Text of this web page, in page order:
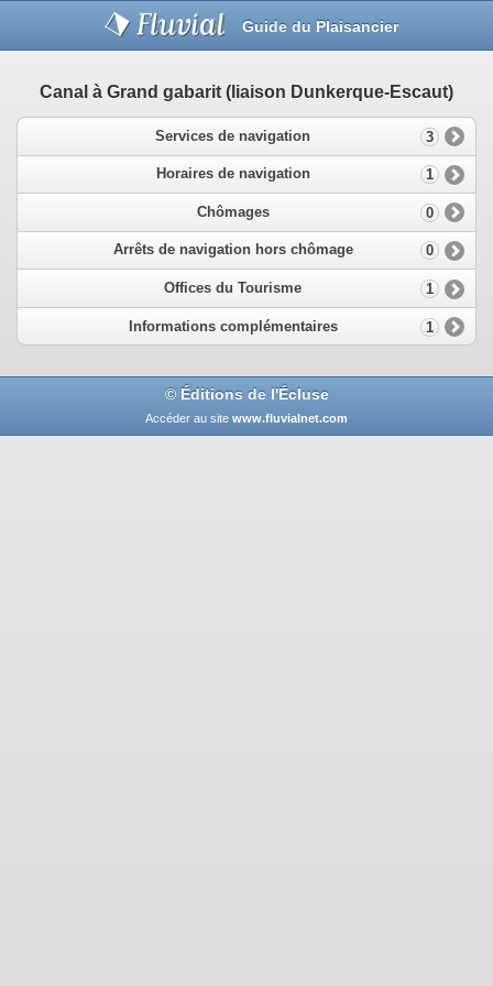
Guide du Plaisancier
Canal à Grand gabarit (liaison Dunkerque-Escaut)
Services de navigation 3
Horaires de navigation 1
Chômages 0
Arrêts de navigation hors chômage 0
Offices du Tourisme 1
Informations complémentaires 1
© Éditions de l'Écluse
Accéder au site www.fluvialnet.com